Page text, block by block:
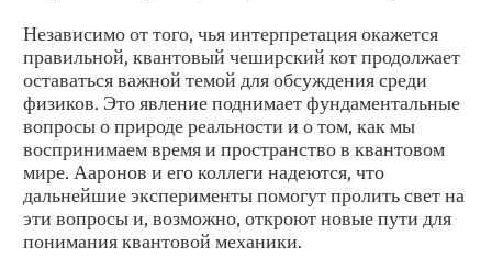
Независимо от того, чья интерпретация окажется
правильной, квантовый чеширский кот продолжает
оставаться важной темой для обсуждения среди
физиков. Это явление поднимает фундаментальные
вопросы о природе реальности и о том, как мы
воспринимаем время и пространство в квантовом
мире. Ааронов и его коллеги надеются, что
дальнейшие эксперименты помогут пролить свет на
эти вопросы и, возможно, откроют новые пути для
понимания квантовой механики.